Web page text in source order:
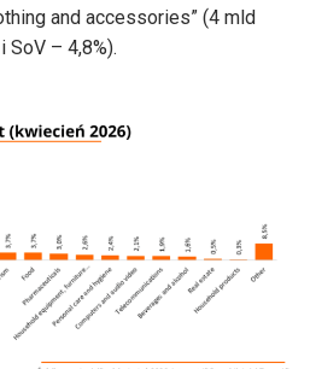
and accessories” (4 mld
– 4,8%).